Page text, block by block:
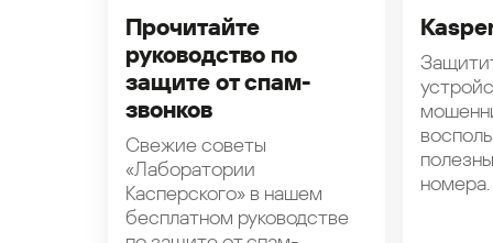
Прочитайте
руководство по
защите от спам-
звонков
Свежие советы
«Лаборатории
Касперского» в нашем
бесплатном руководстве
номера.